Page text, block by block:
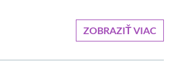
ZOBRAZIŤ VIAC